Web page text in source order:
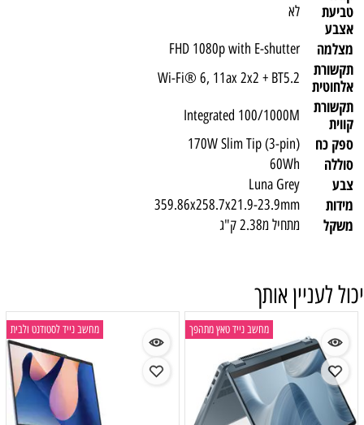
טביעת
אצבע
לא
מצלמה FHD 1080p with E-shutter
תקשורת
אלחוטית
Wi-Fi® 6, 11ax 2x2 + BT5.2
תקשורת
קווית
Integrated 100/1000M
ספק כח 170W Slim Tip (3-pin)
סוללה 60Wh
צבע Luna Grey
מידות 359.86x258.7x21.9-23.9mm
משקל מתחיל מ2.38 ק"ג
יכול לעניין אותך
מחשב נייד טאץ מתהפך מחשב נייד לסטודנט ולבית